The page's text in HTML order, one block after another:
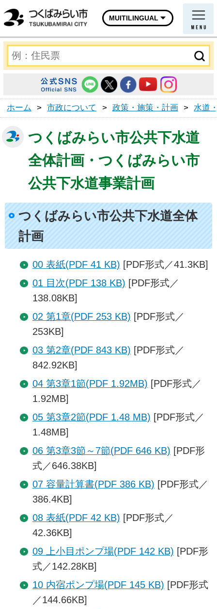
MUITILINGUAL
ホーム > 市政について > 政策・施策・計画 > 水道
つくばみらい市公共下水道
全体計画・つくばみらい市
公共下水道事業計画
つくばみらい市公共下水道全体
計画
00 表紙(PDF 41 KB) [PDF形式／41.3KB]
01 目次(PDF 138 KB) [PDF形式／
138.08KB]
02 第1章(PDF 253 KB) [PDF形式／
253KB]
03 第2章(PDF 843 KB) [PDF形式／
842.92KB]
04 第3章1節(PDF 1.92MB) [PDF形式／
1.92MB]
05 第3章2節(PDF 1.48 MB) [PDF形式／
1.48MB]
06 第3章3節～7節(PDF 646 KB) [PDF形
式／646.38KB]
07 容量計算書(PDF 386 KB) [PDF形式／
386.4KB]
08 表紙(PDF 42 KB) [PDF形式／
42.36KB]
09 上小目ポンプ場(PDF 142 KB) [PDF形
式／142.28KB]
10 内宿ポンプ場(PDF 145 KB) [PDF形式
／144.66KB]